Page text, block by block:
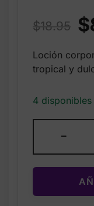
$18.95 $
Loción
tropical y
4 disponibles
-